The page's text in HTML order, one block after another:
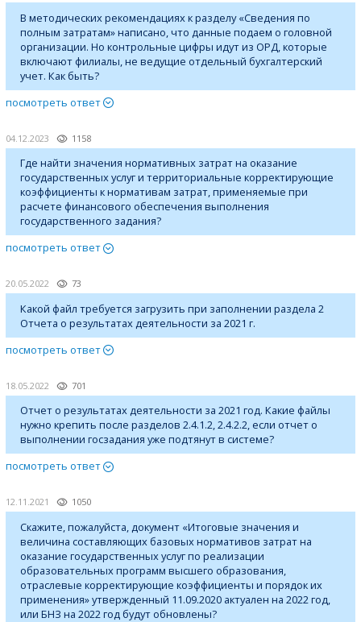
В методических рекомендациях к разделу «Сведения по
полным затратам» написано, что данные подаем о головной
организации. Но контрольные цифры идут из ОРД, которые
включают филиалы, не ведущие отдельный бухгалтерский
учет. Как быть?
посмотреть ответ
04.12.2023 1158
Где найти значения нормативных затрат на оказание
государственных услуг и территориальные корректирующие
коэффициенты к нормативам затрат, применяемые при
расчете финансового обеспечения выполнения
государственного задания?
посмотреть ответ
20.05.2022 73
Какой файл требуется загрузить при заполнении раздела 2
Отчета о результатах деятельности за 2021 г.
посмотреть ответ
18.05.2022 701
Отчет о результатах деятельности за 2021 год. Какие файлы
нужно крепить после разделов 2.4.1.2, 2.4.2.2, если отчет о
выполнении госзадания уже подтянут в системе?
посмотреть ответ
12.11.2021 1050
Скажите, пожалуйста, документ «Итоговые значения и
величина составляющих базовых нормативов затрат на
оказание государственных услуг по реализации
образовательных программ высшего образования,
отраслевые корректирующие коэффициенты и порядок их
применения» утвержденный 11.09.2020 актуален на 2022 год,
или БНЗ на 2022 год будут обновлены?